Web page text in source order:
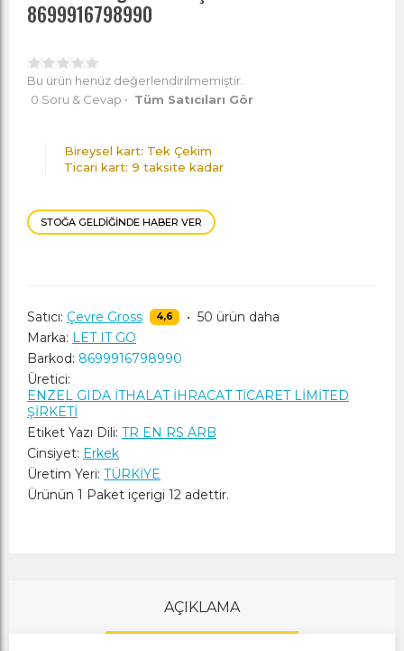
8699916798990
Bu ürün henüz değerlendirilmemiştir.
0 Soru & Cevap • Tüm Satıcıları Gör
Bireysel kart: Tek Çekim
Ticari kart: 9 taksite kadar
STOĞA GELDIĞINDE HABER VER
Satıcı: Çevre Gross 4,6 • 50 ürün daha
Marka: LET IT GO
Barkod: 8699916798990
Üretici:
ENZEL GIDA İTHALAT İHRACAT TİCARET LİMİTED
ŞİRKETİ
Etiket Yazı Dili: TR EN RS ARB
Cinsiyet: Erkek
Üretim Yeri: TÜRKİYE
Ürünün 1 Paket içerigi 12 adettir.
AÇIKLAMA